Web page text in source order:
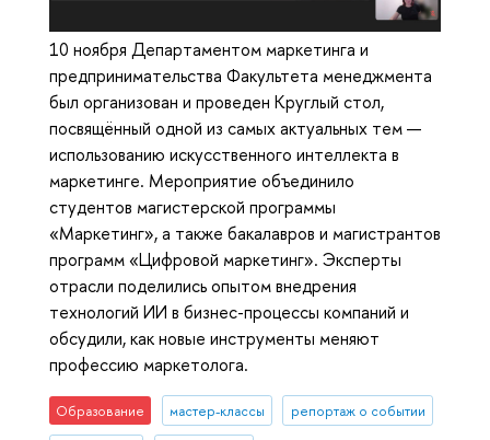
10 ноября Департаментом маркетинга и
предпринимательства Факультета менеджмента
был организован и проведен Круглый стол,
посвящённый одной из самых актуальных тем —
использованию искусственного интеллекта в
маркетинге. Мероприятие объединило
студентов магистерской программы
«Маркетинг», а также бакалавров и магистрантов
программ «Цифровой маркетинг». Эксперты
отрасли поделились опытом внедрения
технологий ИИ в бизнес-процессы компаний и
обсудили, как новые инструменты меняют
профессию маркетолога.
Образование мастер-классы репортаж о событии